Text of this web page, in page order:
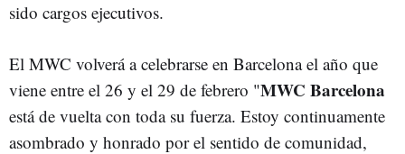
sido cargos ejecutivos.
El MWC volverá a celebrarse en Barcelona el año que
viene entre el 26 y el 29 de febrero "MWC Barcelona
está de vuelta con toda su fuerza. Estoy continuamente
asombrado y honrado por el sentido de comunidad,